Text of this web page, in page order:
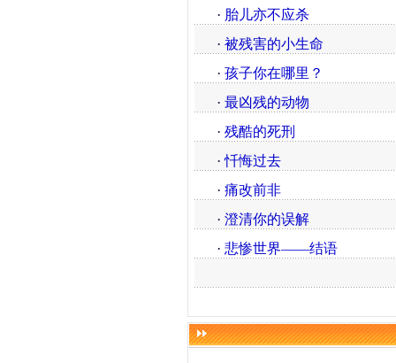
· 胎儿亦不应杀
· 被残害的小生命
· 孩子你在哪里？
· 最凶残的动物
· 残酷的死刑
·忏悔过去
· 痛改前非
· 澄清你的误解
· 悲惨世界——结语